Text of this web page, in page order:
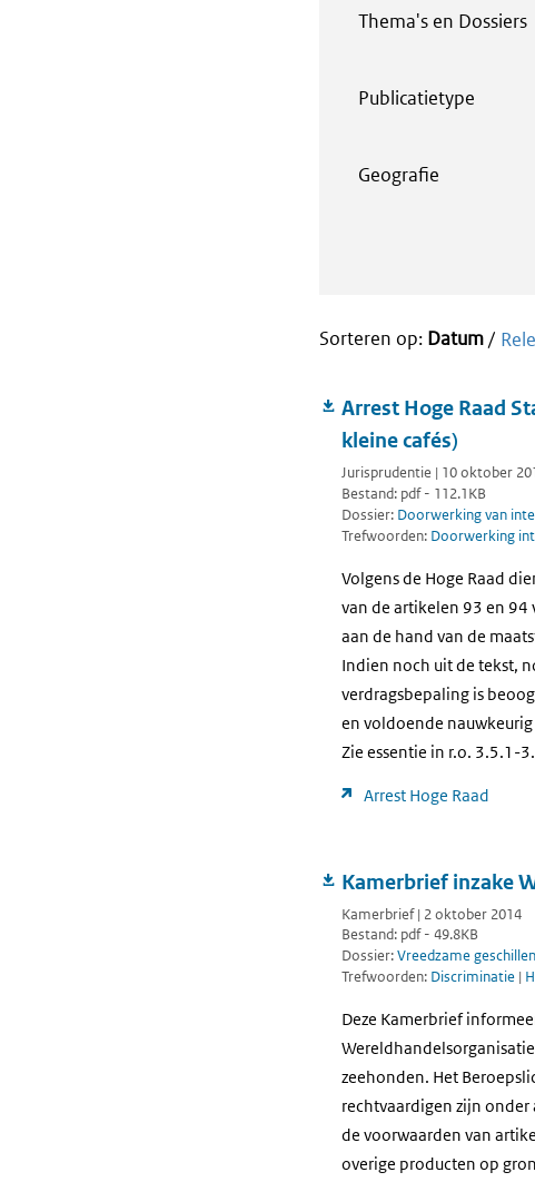
Thema's en Dossiers
Publicatietype
Geografie
Sorteren op: Datum/
Arrest Hoge Raad
kleine cafés)
Jurisprudentie | 10 oktober
Bestand: pdf - 112.1KB
Dossier: Doorwerking van
Trefwoorden: Doorwerking
Volgens de Hoge Raad
van de artikelen 93 en
aan de hand van de
Indien noch uit de tekst,
verdragsbepaling is
en voldoende
Zie essentie in r.o. 3.5.1-
Arrest Hoge Raad
Kamerbrief inzake
Kamerbrief | 2 oktober 2014
Bestand: pdf - 49.8KB
Dossier:Vreedzame
Trefwoorden: Discriminatie |
Deze Kamerbrief
zeehonden. Het
rechtvaardigen zijn onder
de voorwaarden van
overige producten op